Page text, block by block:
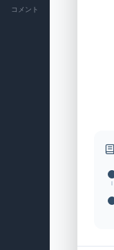
コメント